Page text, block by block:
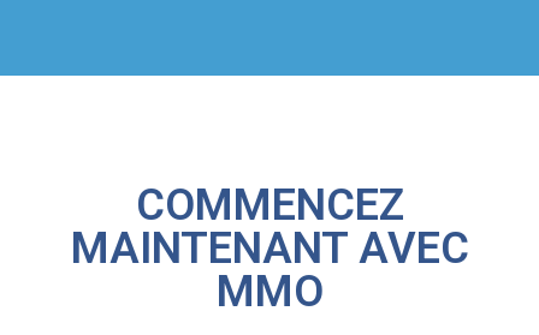
COMMENCEZ
MAINTENANT AVEC
MMO